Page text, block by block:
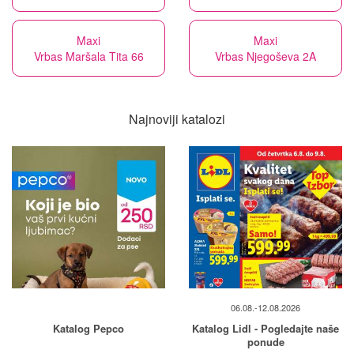
Maxi
Vrbas Maršala Tita 66
Maxi
Vrbas Njegoševa 2A
Najnoviji katalozi
Katalog Pepco
06.08.-12.08.2026
Katalog Lidl - Pogledajte naše
ponude